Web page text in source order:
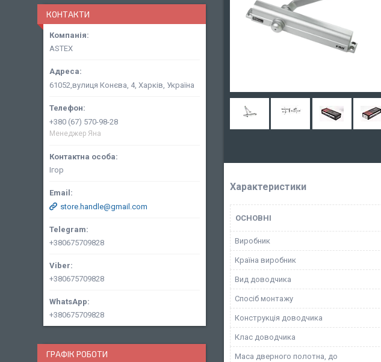
Характеристики
ОСНОВНІ
Виробник
Країна виробник
Вид доводчика
Спосіб монтажу
Конструкція доводчика
Клас доводчика
Маса дверного полотна, до
КОНТАКТИ
ASTEX
61052,вулиця Конєва, 4, Харків, Україна
+380 (67) 570-98-28
Менеджер Яна
Ігор
store.handle@gmail.com
+380675709828
+380675709828
+380675709828
ГРАФІК РОБОТИ